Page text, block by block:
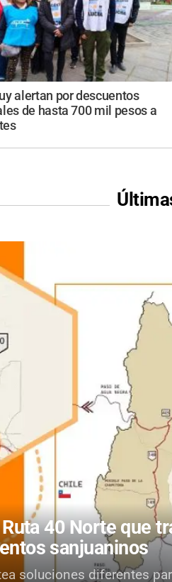
alertan por descuentos
de hasta 700 mil pesos a
40 Norte que
sanjuaninos
soluciones diferentes